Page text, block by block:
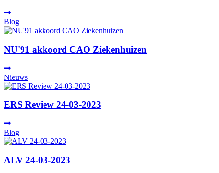
Blog
NU'91 akkoord CAO Ziekenhuizen
Nieuws
ERS Review 24-03-2023
Blog
ALV 24-03-2023